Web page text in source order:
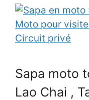
Sapa moto
Lao Chai ,